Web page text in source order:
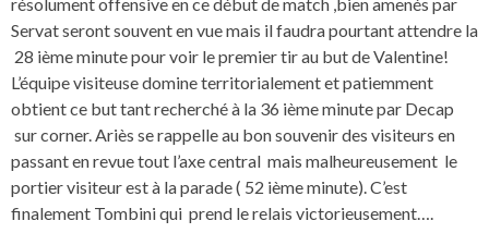
Servat seront souvent en vue mais il faudra pourtant attendre la
28 ième minute pour voir le premier tir au but de Valentine!
L’équipe visiteuse domine territorialement et patiemment
obtient ce but tant recherché à la 36 ième minute par Decap
sur corner. Ariès se rappelle au bon souvenir des visiteurs en
passant en revue tout l’axe central mais malheureusement le
portier visiteur est à la parade ( 52 ième minute). C’est
finalement Tombini qui prend le relais victorieusement….